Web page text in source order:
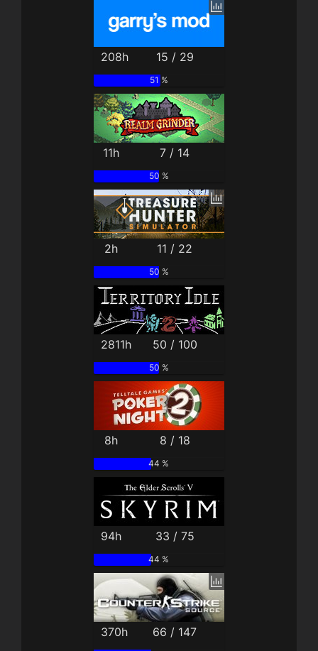
208h 15 / 29
51 %
11h 7 / 14
50 %
2h 11 / 22
50 %
2811h 50 / 100
50 %
8h 8 / 18
44 %
94h 33 / 75
44 %
370h 66 / 147